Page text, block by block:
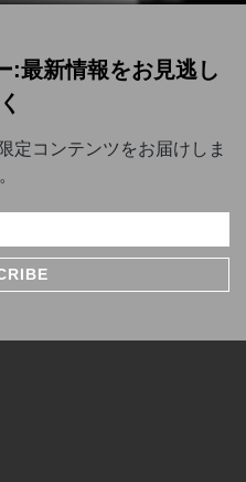
:最新情報をお見逃し
定コンテンツをお届けしま